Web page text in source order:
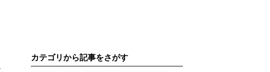
カテゴリから記事をさがす